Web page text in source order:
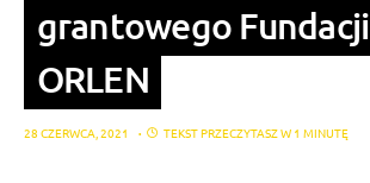
grantowego Fundacji
ORLEN
28 CZERWCA, 2021 TEKST PRZECZYTASZ W 1 MINUTĘ